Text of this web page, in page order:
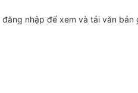
đăng nhập để xem và tải văn bản